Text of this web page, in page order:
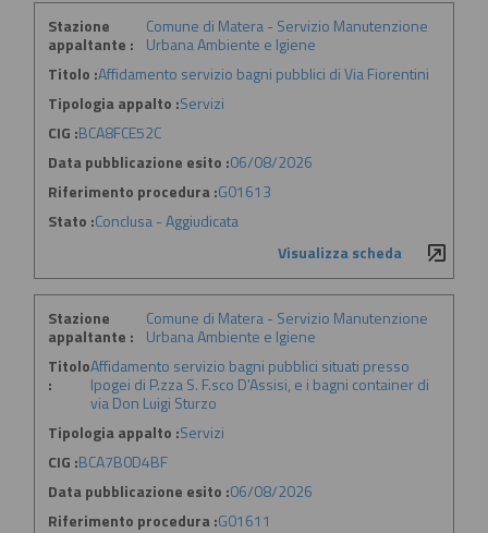
Stazione
appaltante :
Comune di Matera - Servizio Manutenzione
Urbana Ambiente e Igiene
Titolo :Affidamento servizio bagni pubblici di Via Fiorentini
Tipologia appalto :Servizi
CIG :BCA8FCE52C
Data pubblicazione esito :06/08/2026
Riferimento procedura :G01613
Stato :Conclusa - Aggiudicata
Visualizza scheda
Stazione
appaltante :
Comune di Matera - Servizio Manutenzione
Urbana Ambiente e Igiene
Titolo
:
Affidamento servizio bagni pubblici situati presso
Ipogei di P.zza S. F.sco D'Assisi, e i bagni container di
via Don Luigi Sturzo
Tipologia appalto :Servizi
CIG :BCA7B0D4BF
Data pubblicazione esito :06/08/2026
Riferimento procedura :G01611